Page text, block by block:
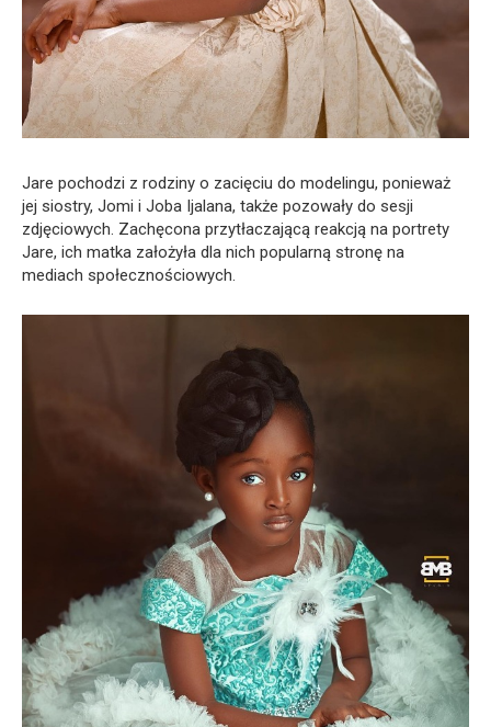
Jare pochodzi z rodziny o zacięciu do modelingu, ponieważ
jej siostry, Jomi i Joba Ijalana, także pozowały do sesji
zdjęciowych. Zachęcona przytłaczającą reakcją na portrety
Jare, ich matka założyła dla nich popularną stronę na
mediach społecznościowych.